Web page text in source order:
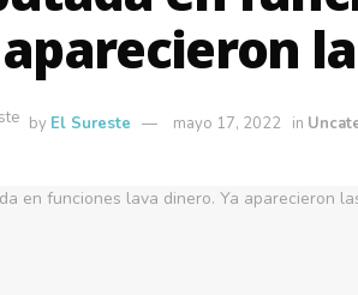
by El Sureste mayo 17, 2022 in